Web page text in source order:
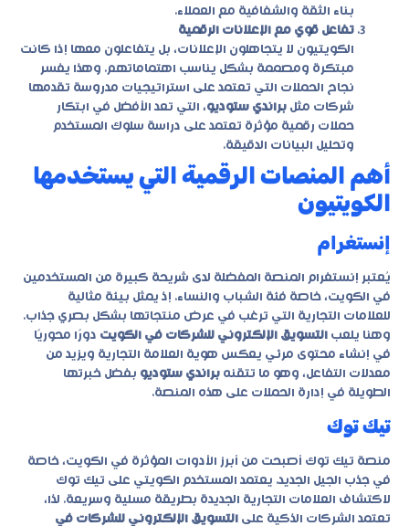
بناء الثقة والشفافية مع العملاء.
تفاعل قوي مع الإعلانات الرقمية
الكويتيون لا يتجاهلون الإعلانات، بل يتفاعلون معها إذا كانت
مبتكرة ومصممة بشكل يناسب اهتماماتهم. وهذا يفسر
نجاح الحملات التي تعتمد على استراتيجيات مدروسة تقدمها
شركات مثل براندي ستوديو، التي تعد الأفضل في ابتكار
حملات رقمية مؤثرة تعتمد على دراسة سلوك المستخدم
وتحليل البيانات الدقيقة.
أهم المنصات الرقمية التي يستخدمها
الكويتيون
إنستغرام
يُعتبر إنستغرام المنصة المفضلة لدى شريحة كبيرة من المستخدمين
في الكويت، خاصة فئة الشباب والنساء. إذ يمثل بيئة مثالية
للعلامات التجارية التي ترغب في عرض منتجاتها بشكل بصري جذاب.
وهنا يلعب التسويق الإلكتروني للشركات في الكويت دورًا محوريًا
في إنشاء محتوى مرئي يعكس هوية العلامة التجارية ويزيد من
معدلات التفاعل، وهو ما تتقنه براندي ستوديو بفضل خبرتها
الطويلة في إدارة الحملات على هذه المنصة.
تيك توك
منصة تيك توك أصبحت من أبرز الأدوات المؤثرة في الكويت، خاصة
في جذب الجيل الجديد. يعتمد المستخدم الكويتي على تيك توك
لاكتشاف العلامات التجارية الجديدة بطريقة مسلية وسريعة. لذا،
تعتمد الشركات الذكية على التسويق الإلكتروني للشركات في